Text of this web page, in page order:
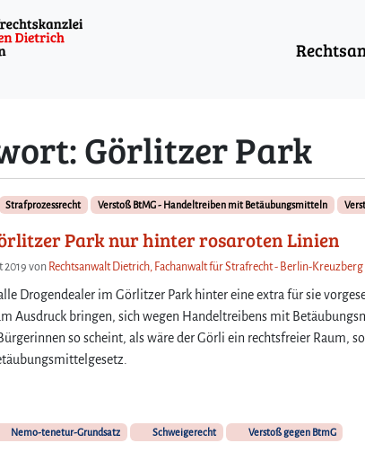
Görlitzer Park
Strafprozessrecht Verstoß BtMG - Handeltreiben mit Betäubungsmitteln
Park nur hinter rosaroten Linien
2019 von Rechtsanwalt Dietrich, Fachanwalt für Strafrecht - Berlin-Kreuzberg
Drogendealer im Görlitzer Park hinter eine extra für sie
Ausdruck bringen, sich wegen Handeltreibens mit
so scheint, als wäre der Görli ein rechtsfreier Raum,
Nemo-tenetur-Grundsatz Schweigerecht Verstoß gegen BtmG